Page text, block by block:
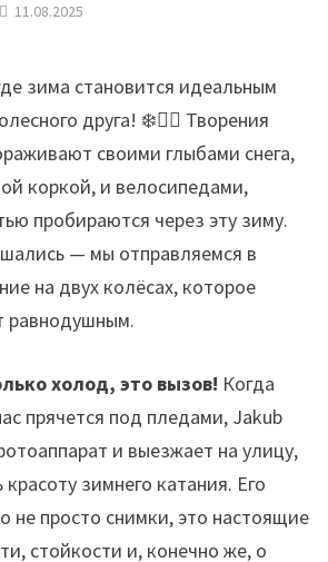
11.08.2025
зима становится идеальным
друга! ❄️🚴‍♂️ Творения
своими глыбами снега,
коркой, и велосипедами,
пробираются через эту зиму.
— мы отправляемся в
на двух колёсах, которое
равнодушным.
холод, это вызов! Когда
прячется под пледами, Jakub
и выезжает на улицу,
зимнего катания. Его
не просто снимки, это настоящие
стойкости и, конечно же, о